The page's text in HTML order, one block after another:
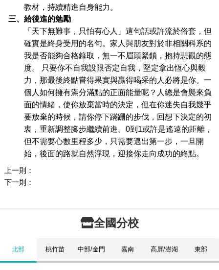
教材，持續精進自身能力。
三、給後進的勉勵
「天下無難事，只怕有心人」這句話或許流於俗套，但
確實是終身受用的名句。家人與朋友對於非相關科系的
我是否能夠合格錄取，無一不眉頭緊鎖，抱持悲觀的態
度。 只要你不自我設限否定自我，堅定拿出恆心與毅
力，那最後終點嘗得果實與贏得喝采的人必將是你。一
個人如何擁有滿分滿點的正面能量呢？人總是會襲來負
面的情緒，使你放棄當時的決定，但在你迷失自我幾乎
要放棄的時候，請你停下蹣跚的步伐，回想下決定的初
衷，重新調整腳步繼續前進。0到1或許是遙遠的距離，
但不需要心數里程多少，只需要邁出第一步，一旦開
始，後面的路就自然浮現，迎接你走向成功的終點。
上一則：
下一則：
全國分校
北部 桃竹苗 中部/金門 嘉南 高屏/澎湖 東部